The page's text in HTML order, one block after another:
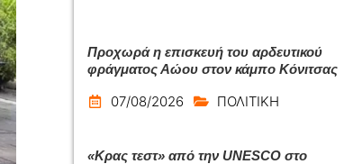
Προχωρά η επισκευή του αρδευτικού
φράγματος Αώου στον κάμπο Κόνιτσας
07/08/2026 ΠΟΛΙΤΙΚΗ
«Κρας τεστ» από την UNESCO στο